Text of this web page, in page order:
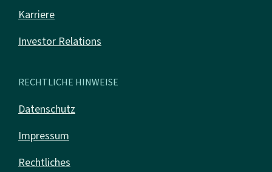
Karriere
Investor Relations
RECHTLICHE HINWEISE
Datenschutz
Impressum
Rechtliches